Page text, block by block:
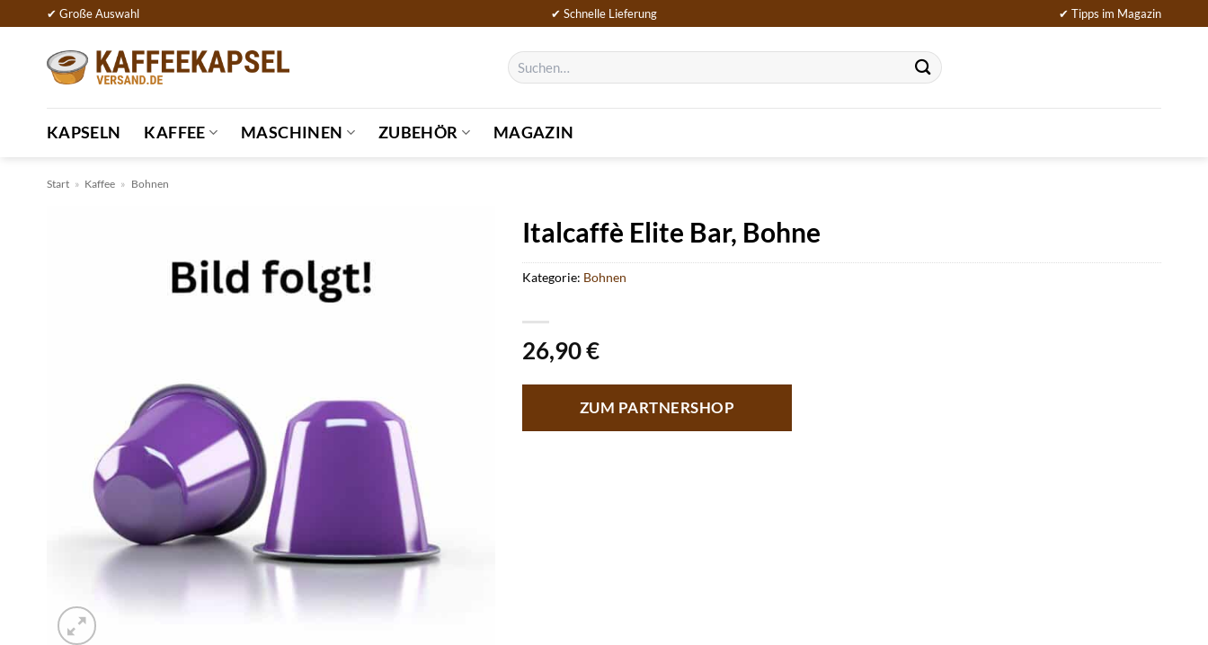
springen
✔ Große Auswahl ✔ Schnelle Lieferung ✔ Tipps im Magazin
Suchen
nach:
KAPSELN KAFFEE MASCHINEN ZUBEHÖR MAGAZIN
Start » Kaffee » Bohnen
Italcaffè Elite Bar, Bohne
26,90€
ZUM PARTNERSHOP
Kategorie: Bohnen